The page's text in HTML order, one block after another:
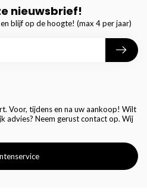
Voor, tijdens en na uw aankoop! Wilt
advies? Neem gerust contact op. Wij
nieuwsbrief!
blijf op de hoogte! (max 4 per jaar)